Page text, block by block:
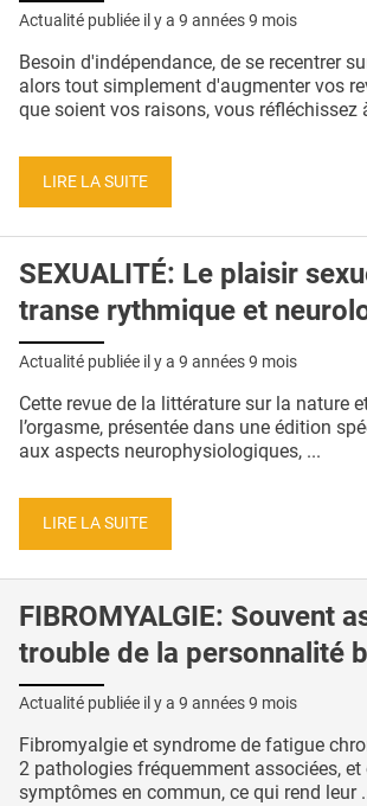
QUI SOMMES-NOUS ?
CONDITIONS GÉNÉRALES
CRÉDITS
Actualité publiée il y a 9 années 9 mois
Besoin d'indépendance, de se recentrer
alors tout simplement d'augmenter vos
que soient vos raisons, vous réfléchissez
LIRE LA SUITE
SEXUALITÉ: Le plaisir
transe rythmique et
Actualité publiée il y a 9 années 9 mois
Cette revue de la littérature sur la nature
l’orgasme, présentée dans une édition
aux aspects neurophysiologiques, ...
LIRE LA SUITE
FIBROMYALGIE: Souvent
trouble de la personnalité
Actualité publiée il y a 9 années 9 mois
Fibromyalgie et syndrome de fatigue
2 pathologies fréquemment associées,
symptômes en commun, ce qui rend leur